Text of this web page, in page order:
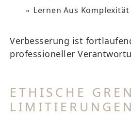
Lernen Aus
Verbesserung ist
professioneller
ETHISCHE
LIMITIERUNGEN